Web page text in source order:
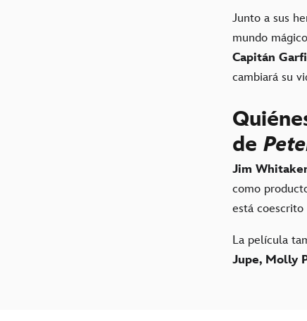
Junto a sus
mundo
Capitán
cambiará su
de
Jim
como
está coescrito
La película
Jupe, Molly